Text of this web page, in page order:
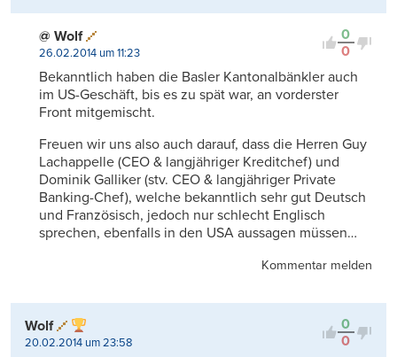
0
0
@ Wolf
26.02.2014 um 11:23
Bekanntlich haben die Basler Kantonalbänkler auch
im US-Geschäft, bis es zu spät war, an vorderster
Front mitgemischt.
Freuen wir uns also auch darauf, dass die Herren Guy
Lachappelle (CEO & langjähriger Kreditchef) und
Dominik Galliker (stv. CEO & langjähriger Private
Banking-Chef), welche bekanntlich sehr gut Deutsch
und Französisch, jedoch nur schlecht Englisch
sprechen, ebenfalls in den USA aussagen müssen…
Kommentar melden
0
0
Wolf
20.02.2014 um 23:58